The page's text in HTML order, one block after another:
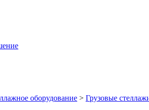
оборудование > Грузовые